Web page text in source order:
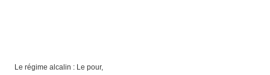
Le régime alcalin : Le pour,